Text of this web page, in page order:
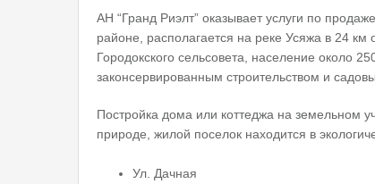
АН “Гранд Риэлт” оказывает услуги по
районе, располагается на реке Усяжа в 24
Городокского сельсовета, население около
законсервированным строительством и
Постройка дома или коттеджа на земельном
природе, жилой поселок находится в
Ул. Дачная